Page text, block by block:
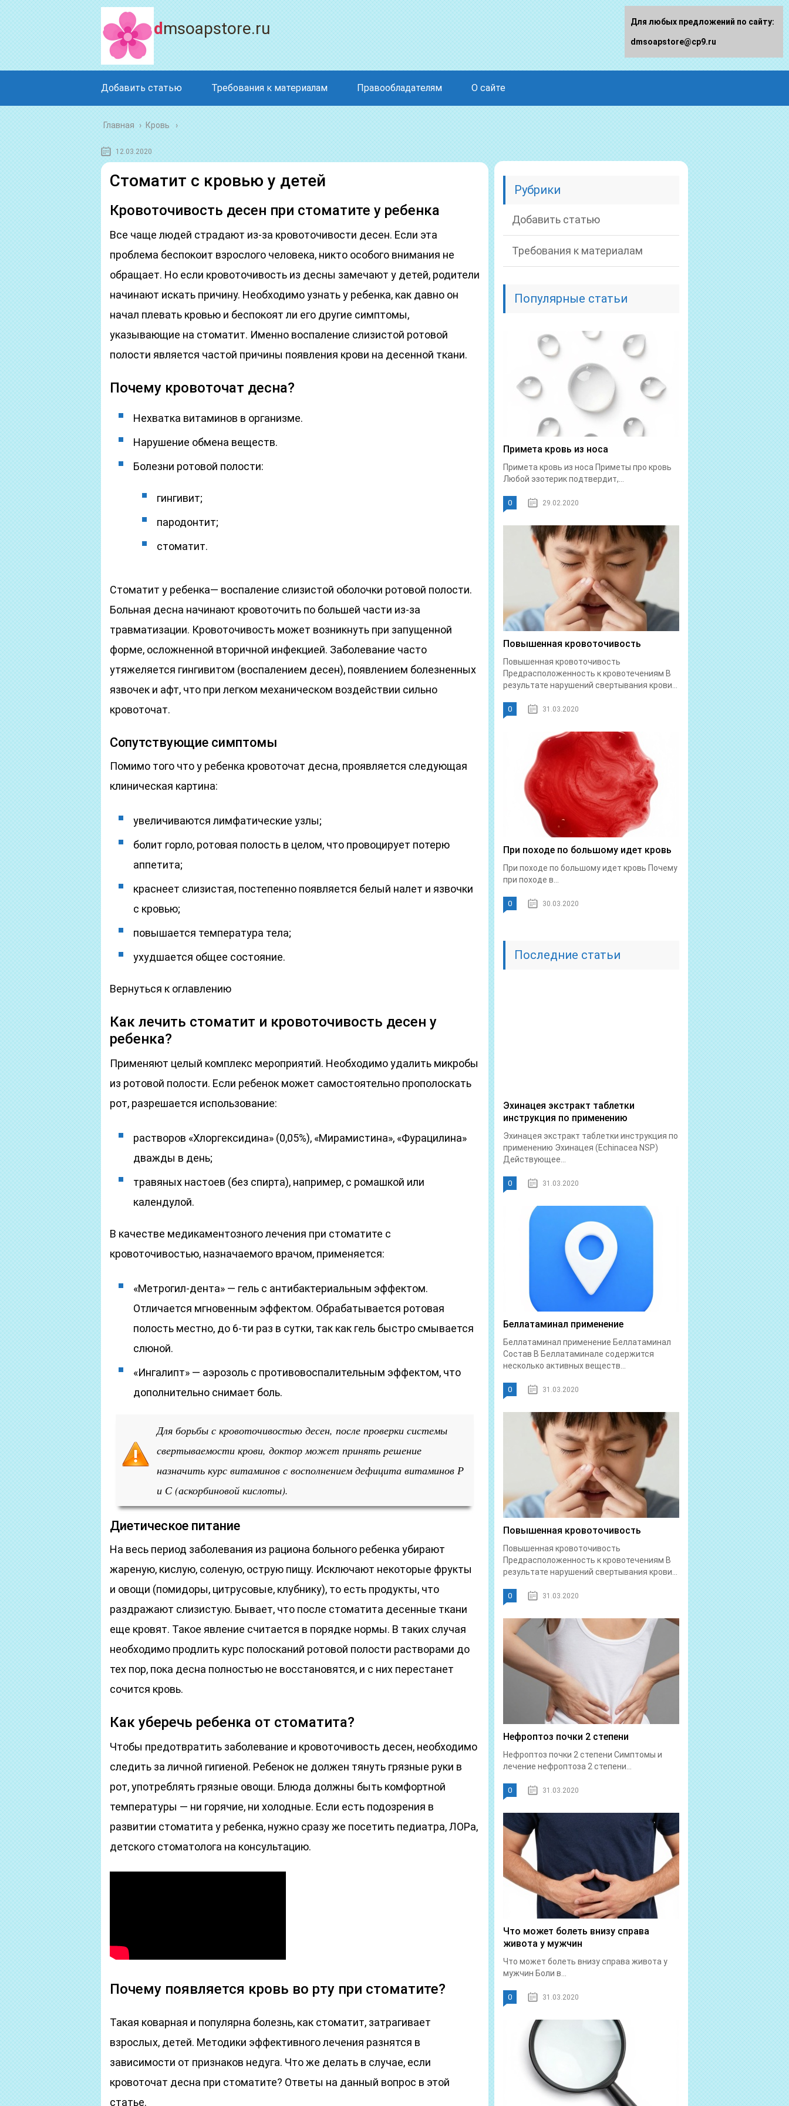
dmsoapstore.ru
Добавить статью Требования к материалам Правообладателям О сайте
Главная › Кровь
12.03.2020
Стоматит с кровью у детей
Кровоточивость десен при стоматите у ребенка
Все чаще людей страдают из-за кровоточивости десен. Если эта
проблема беспокоит взрослого человека, никто особого внимания не
обращает. Но если кровоточивость из десны замечают у детей, родители
начинают искать причину. Необходимо узнать у ребенка, как давно он
начал плевать кровью и беспокоят ли его другие симптомы,
указывающие на стоматит. Именно воспаление слизистой ротовой
полости является частой причины появления крови на десенной ткани.
Почему кровоточат десна?
Нехватка витаминов в организме.
Нарушение обмена веществ.
Болезни ротовой полости:
гингивит;
пародонтит;
стоматит.
Стоматит у ребенка— воспаление слизистой оболочки ротовой полости.
Больная десна начинают кровоточить по большей части из-за
травматизации. Кровоточивость может возникнуть при запущенной
форме, осложненной вторичной инфекцией. Заболевание часто
утяжеляется гингивитом (воспалением десен), появлением болезненных
язвочек и афт, что при легком механическом воздействии сильно
кровоточат.
Сопутствующие симптомы
Помимо того что у ребенка кровоточат десна, проявляется следующая
клиническая картина:
увеличиваются лимфатические узлы;
болит горло, ротовая полость в целом, что провоцирует потерю
аппетита;
краснеет слизистая, постепенно появляется белый налет и язвочки
с кровью;
повышается температура тела;
ухудшается общее состояние.
Вернуться к оглавлению
Как лечить стоматит и кровоточивость десен у
ребенка?
Применяют целый комплекс мероприятий. Необходимо удалить микробы
из ротовой полости. Если ребенок может самостоятельно прополоскать
рот, разрешается использование:
растворов «Хлоргексидина» (0,05%), «Мирамистина», «Фурацилина»
дважды в день;
травяных настоев (без спирта), например, с ромашкой или
календулой.
В качестве медикаментозного лечения при стоматите с
кровоточивостью, назначаемого врачом, применяется:
«Метрогил-дента» — гель с антибактериальным эффектом.
Отличается мгновенным эффектом. Обрабатывается ротовая
полость местно, до 6-ти раз в сутки, так как гель быстро смывается
слюной.
«Ингалипт» — аэрозоль с противовоспалительным эффектом, что
дополнительно снимает боль.
Для борьбы с кровоточивостью десен, после проверки системы
свертываемости крови, доктор может принять решение
назначить курс витаминов с восполнением дефицита витаминов Р
и С (аскорбиновой кислоты).
Диетическое питание
На весь период заболевания из рациона больного ребенка убирают
жареную, кислую, соленую, острую пищу. Исключают некоторые фрукты
и овощи (помидоры, цитрусовые, клубнику), то есть продукты, что
раздражают слизистую. Бывает, что после стоматита десенные ткани
еще кровят. Такое явление считается в порядке нормы. В таких случая
необходимо продлить курс полосканий ротовой полости растворами до
тех пор, пока десна полностью не восстановятся, и с них перестанет
сочится кровь.
Как уберечь ребенка от стоматита?
Чтобы предотвратить заболевание и кровоточивость десен, необходимо
следить за личной гигиеной. Ребенок не должен тянуть грязные руки в
рот, употреблять грязные овощи. Блюда должны быть комфортной
температуры — ни горячие, ни холодные. Если есть подозрения в
развитии стоматита у ребенка, нужно сразу же посетить педиатра, ЛОРа,
детского стоматолога на консультацию.
Почему появляется кровь во рту при стоматите?
Такая коварная и популярна болезнь, как стоматит, затрагивает
взрослых, детей. Методики эффективного лечения разнятся в
зависимости от признаков недуга. Что же делать в случае, если
кровоточат десна при стоматите? Ответы на данный вопрос в этой
статье.
Рубрики
Добавить статью
Требования к материалам
Популярные статьи
Примета кровь из носа
Примета кровь из носа Приметы про кровь
Любой эзотерик подтвердит,...
0 29.02.2020
Повышенная кровоточивость
Повышенная кровоточивость
Предрасположенность к кровотечениям В
результате нарушений свертывания крови...
0 31.03.2020
При походе по большому идет кровь
При походе по большому идет кровь Почему
при походе в...
0 30.03.2020
Последние статьи
Эхинацея экстракт таблетки
инструкция по применению
Эхинацея экстракт таблетки инструкция по
применению Эхинацея (Echinacea NSP)
Действующее...
0 31.03.2020
Беллатаминал применение
Беллатаминал применение Беллатаминал
Состав В Беллатаминале содержится
несколько активных веществ...
0 31.03.2020
Повышенная кровоточивость
Повышенная кровоточивость
Предрасположенность к кровотечениям В
результате нарушений свертывания крови...
0 31.03.2020
Нефроптоз почки 2 степени
Нефроптоз почки 2 степени Симптомы и
лечение нефроптоза 2 степени...
0 31.03.2020
Что может болеть внизу справа
живота у мужчин
Что может болеть внизу справа живота у
мужчин Боли в...
0 31.03.2020
Для любых предложений по сайту:
dmsoapstore@cp9.ru